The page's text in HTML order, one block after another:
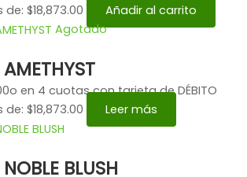
de: $18,873.00
Añadir al carrito
Agotado
AMETHYST
o en 4 cuotas con tarjeta de DÉBITO
de: $18,873.00
Leer más
BLUSH